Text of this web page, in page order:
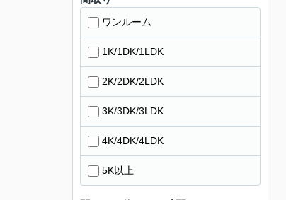
ワンルーム
1K/1DK/1LDK
2K/2DK/2LDK
3K/3DK/3LDK
4K/4DK/4LDK
5K以上